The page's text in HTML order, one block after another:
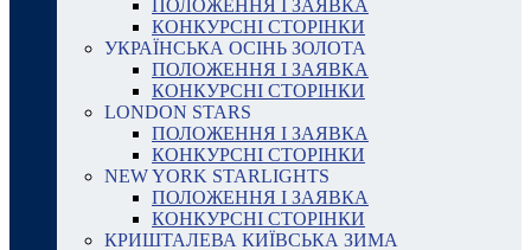
ПОЛОЖЕННЯ І ЗАЯВКА
КОНКУРСНІ СТОРІНКИ
УКРАЇНСЬКА ОСІНЬ ЗОЛОТА
ПОЛОЖЕННЯ І ЗАЯВКА
КОНКУРСНІ СТОРІНКИ
LONDON STARS
ПОЛОЖЕННЯ І ЗАЯВКА
КОНКУРСНІ СТОРІНКИ
NEW YORK STARLIGHTS
ПОЛОЖЕННЯ І ЗАЯВКА
КОНКУРСНІ СТОРІНКИ
КРИШТАЛЕВА КИЇВСЬКА ЗИМА